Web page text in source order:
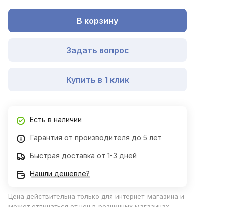
В корзину
Задать вопрос
Купить в 1 клик
Есть в наличии
Гарантия от производителя до 5 лет
Быстрая доставка от 1-3 дней
Нашли дешевле?
Цена действительна только для интернет-магазина и